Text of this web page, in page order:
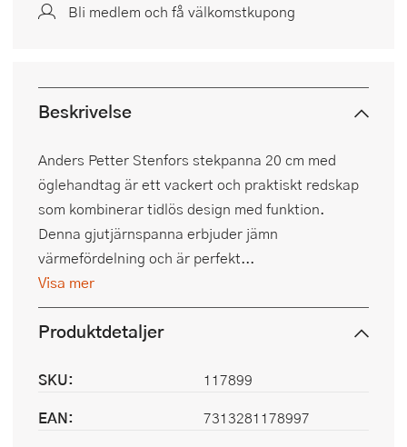
Bli medlem och få välkomstkupong
Beskrivelse
Anders Petter Stenfors stekpanna 20 cm med
öglehandtag är ett vackert och praktiskt redskap
som kombinerar tidlös design med funktion.
Denna gjutjärnspanna erbjuder jämn
värmefördelning och är perfekt...
Visa mer
Produktdetaljer
SKU:
117899
EAN:
7313281178997